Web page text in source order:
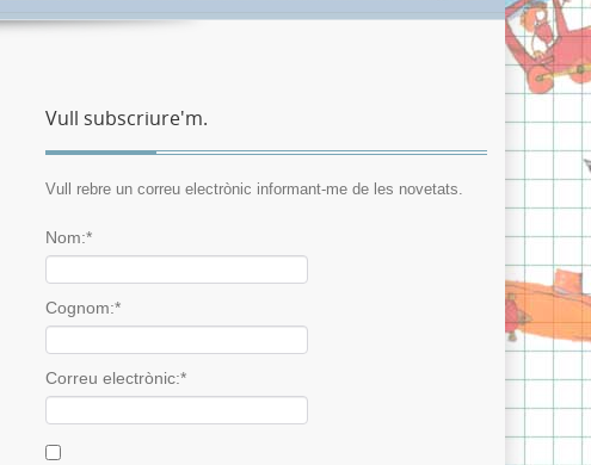
Vull subscriure'm.
Vull rebre un correu electrònic informant-me de les novetats.
Nom:*
Cognom:*
I agree terms and conditions.*
Correu electrònic:*